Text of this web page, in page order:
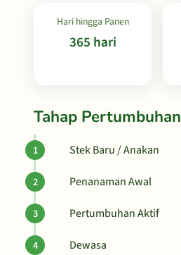
Hari hingga Panen
365 hari
Tahap Pertumbuhan
Stek Baru / Anakan
Penanaman Awal
Pertumbuhan Aktif
Dewasa